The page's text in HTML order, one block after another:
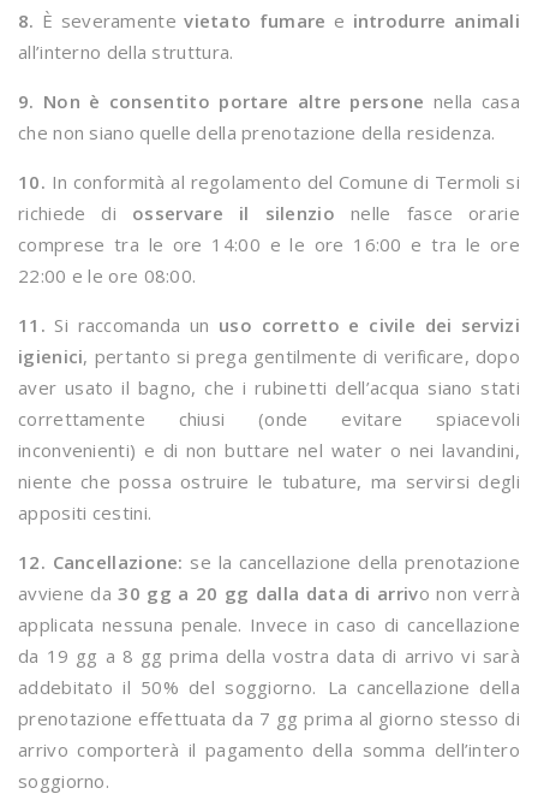
8. È severamentevietato fumare e introdurre animali
all’interno della struttura.
9. Non è consentito portare altre persone nella casa
che non siano quelle della prenotazione della residenza.
10. In conformità al regolamento del Comune di Termoli si
richiede di osservare il silenzio nelle fasce orarie
comprese tra le ore 14:00 e le ore 16:00 e tra le ore
22:00 e le ore 08:00.
11. Si raccomanda un uso corretto e civile dei servizi
igienici, pertanto si prega gentilmente di verificare, dopo
aver usato il bagno, che i rubinetti dell’acqua siano stati
correttamente chiusi (onde evitare spiacevoli
inconvenienti) e di non buttare nel water o nei lavandini,
niente che possa ostruire le tubature, ma servirsi degli
appositi cestini.
12. Cancellazione: se la cancellazione della prenotazione
avviene da30 gg a 20 gg dalla data di arrivo non verrà
applicata nessuna penale. Invece in caso di cancellazione
da 19 gg a 8 gg prima della vostra data di arrivo vi sarà
addebitato il 50% del soggiorno. La cancellazione della
prenotazione effettuata da 7 gg prima al giorno stesso di
arrivo comporterà il pagamento della somma dell’intero
soggiorno.